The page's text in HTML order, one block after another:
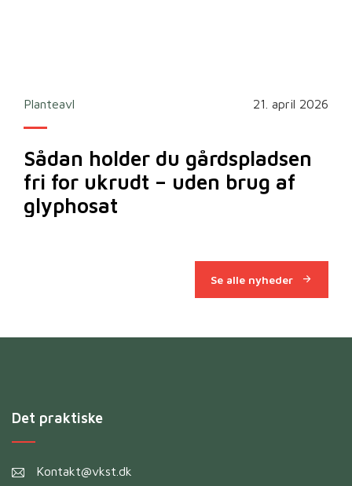
Planteavl 21. april 2026
Sådan holder du gårdspladsen
fri for ukrudt – uden brug af
glyphosat
Se alle nyheder
Det praktiske
Kontakt@vkst.dk